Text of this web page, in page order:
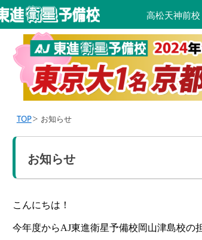
高松天神前校
TOP お知らせ
お知らせ
こんにちは！
今年度からAJ東進衛星予備校岡山津島校の